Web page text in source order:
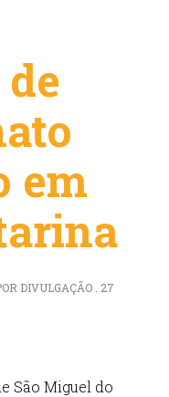
em
DIVULGAÇÃO . 27
São Miguel do